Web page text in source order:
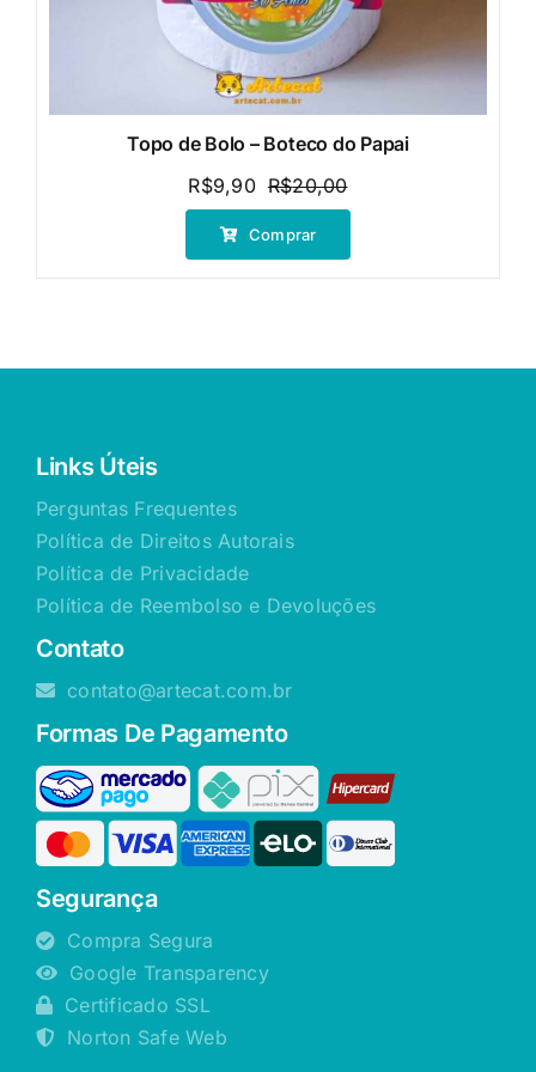
Topo de Bolo – Boteco do Papai
R$20,00O
preço
era:
R$9,90
O
preço
é:
Comprar
Links Úteis
Perguntas Frequentes
Política de Direitos Autorais
Política de Privacidade
Política de Reembolso e Devoluções
Contato
contato@artecat.com.br
Formas De Pagamento
Segurança
Compra Segura
Google Transparency
Certificado SSL
Norton Safe Web